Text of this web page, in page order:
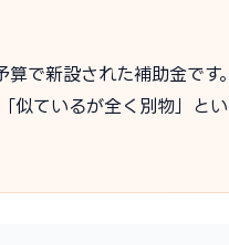
で新設された補助金です
似ているが全く別物」と